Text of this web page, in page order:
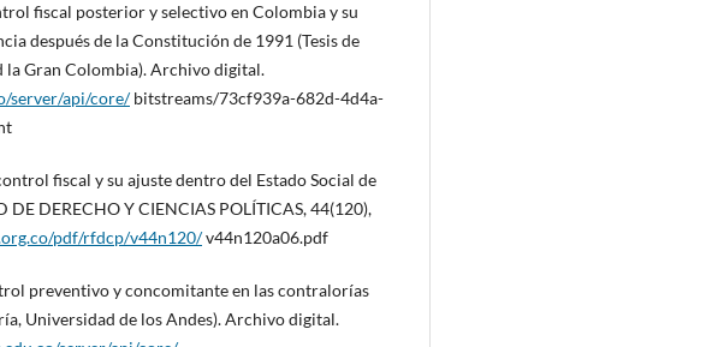
fiscal posterior y selectivo en Colombia y su
después de la Constitución de 1991 (Tesis de
la Gran Colombia). Archivo digital.
server/api/core/bitstreams/73cf939a-682d-4d4a-
fiscal y su ajuste dentro del Estado Social de
DE DERECHO Y CIENCIAS POLÍTICAS, 44(120),
pdf/rfdcp/v44n120/v44n120a06.pdf
preventivo y concomitante en las contralorías
Universidad de los Andes). Archivo digital.